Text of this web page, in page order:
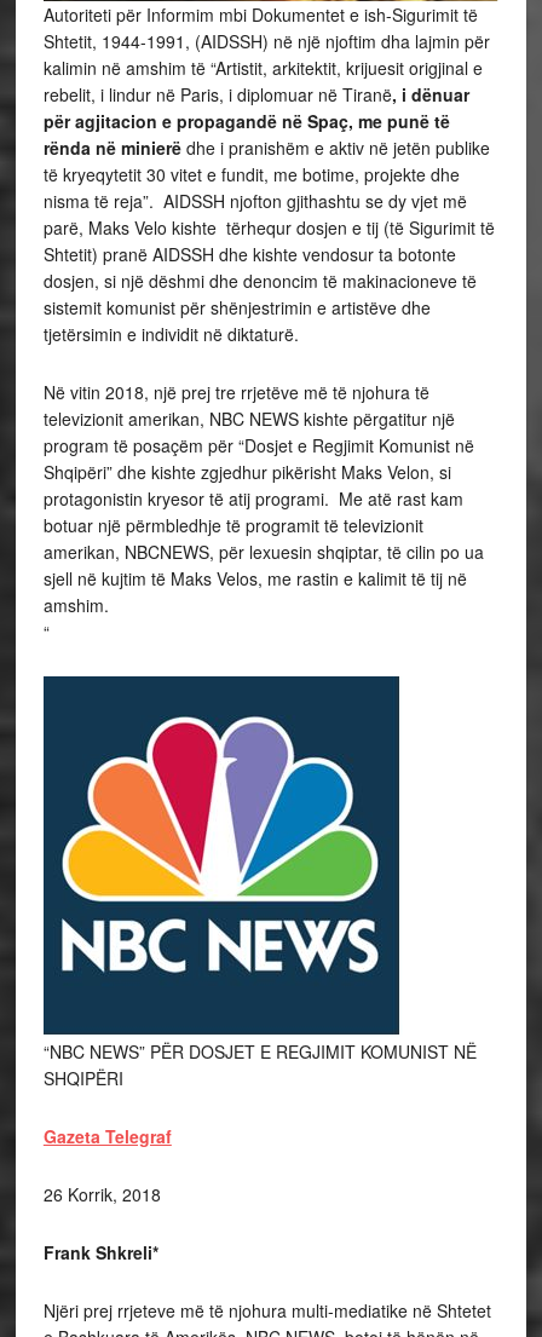
Autoriteti për Informim mbi Dokumentet e ish-Sigurimit të
Shtetit, 1944-1991, (AIDSSH) në një njoftim dha lajmin për
kalimin në amshim të “Artistit, arkitektit, krijuesit origjinal e
rebelit, i lindur në Paris, i diplomuar në Tiranë, i dënuar
për agjitacion e propagandë në Spaç, me punë të
rënda në minierëdhe i pranishëm e aktiv në jetën publike
të kryeqytetit 30 vitet e fundit, me botime, projekte dhe
nisma të reja”. AIDSSH njofton gjithashtu se dy vjet më
parë, Maks Velo kishte tërhequr dosjen e tij (të Sigurimit të
Shtetit) pranë AIDSSH dhe kishte vendosur ta botonte
dosjen, si një dëshmi dhe denoncim të makinacioneve të
sistemit komunist për shënjestrimin e artistëve dhe
tjetërsimin e individit në diktaturë.
Në vitin 2018, një prej tre rrjetëve më të njohura të
televizionit amerikan, NBC NEWS kishte përgatitur një
program të posaçëm për “Dosjet e Regjimit Komunist në
Shqipëri” dhe kishte zgjedhur pikërisht Maks Velon, si
protagonistin kryesor të atij programi. Me atë rast kam
botuar një përmbledhje të programit të televizionit
amerikan, NBCNEWS, për lexuesin shqiptar, të cilin po ua
sjell në kujtim të Maks Velos, me rastin e kalimit të tij në
amshim.
“
“NBC NEWS” PËR DOSJET E REGJIMIT KOMUNIST NË
SHQIPËRI
Gazeta Telegraf
26 Korrik, 2018
Frank Shkreli*
Njëri prej rrjeteve më të njohura multi-mediatike në Shtetet